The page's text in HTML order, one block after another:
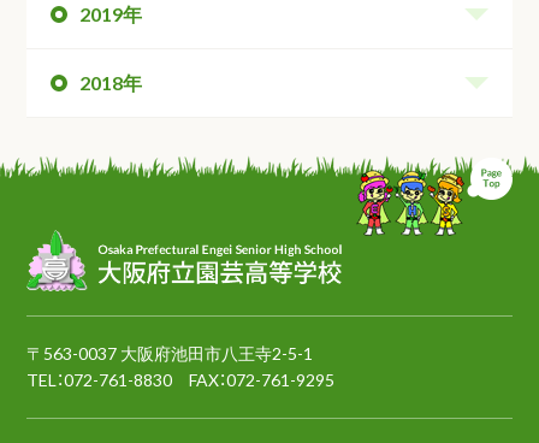
2019年
2018年
ペ
〒563-0037 大阪府池田市八王寺2-5-1
TEL：072-761-8830 FAX：072-761-9295